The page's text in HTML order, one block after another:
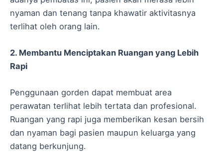
nyaman dan tenang tanpa khawatir aktivitasnya
terlihat oleh orang lain.
2. Membantu Menciptakan Ruangan yang Lebih
Rapi
Penggunaan gorden dapat membuat area
perawatan terlihat lebih tertata dan profesional.
Ruangan yang rapi juga memberikan kesan bersih
dan nyaman bagi pasien maupun keluarga yang
datang berkunjung.